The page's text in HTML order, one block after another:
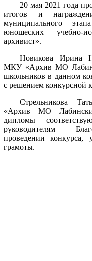
20 мая 2021 года
итогов и
муниципального
юношеских учебно-
архивист».
Новикова Ирина
МКУ «Архив МО
школьников в данном
с решением конкурсной
Стрельникова
«Архив МО
дипломы
руководителям —
проведении
грамоты.